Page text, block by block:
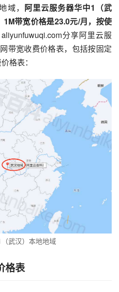
域， 阿里云服务器华中1（武
带宽价格是23.0元/月，按使
aliyunfuwuqi.com分享阿里云服
带宽收费价格表，包括按固定
格表：
武汉）本地地域
格表